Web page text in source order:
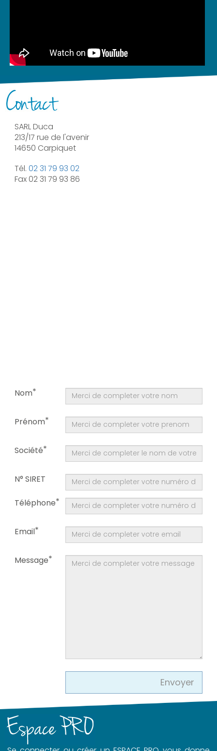
SARL Duca
213/17 rue de l'avenir
14650 Carpiquet
Tél. 02 31 79 93 02
Fax 02 31 79 93 86
Nom
Prénom
Société
N° SIRET
Téléphone
Email
Message